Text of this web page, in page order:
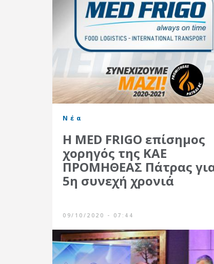
Νέα
Η MED FRIGO επίσημος
χορηγός της ΚΑΕ
ΠΡΟΜΗΘΕΑΣ Πάτρας
5η συνεχή χρονιά
09/10/2020 - 07:44